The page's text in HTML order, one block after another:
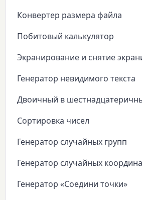
Конвертер размера файла
Побитовый калькулятор
Экранирование и снятие
Генератор невидимого текста
Двоичный в
Сортировка чисел
Генератор случайных групп
Генератор случайных
Генератор «Соедини точки»